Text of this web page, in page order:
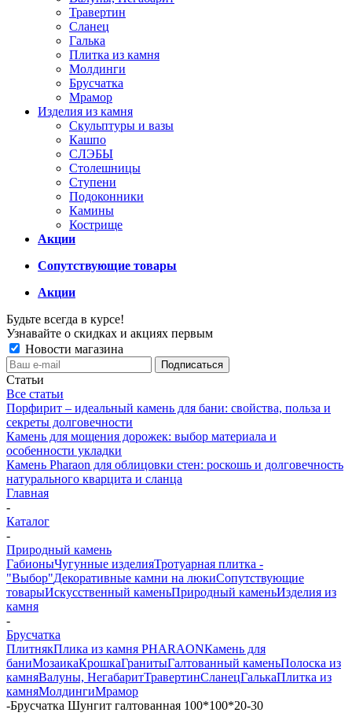
Травертин
Сланец
Галька
Плитка из камня
Молдинги
Брусчатка
Мрамор
Изделия из камня
Скульптуры и вазы
Кашпо
СЛЭБЫ
Столешницы
Ступени
Подоконники
Камины
Кострище
Акции
Сопутствующие товары
Акции
Будьте всегда в курсе!
Узнавайте о скидках и акциях первым
Новости магазина
Статьи
Все статьи
Порфирит – идеальный камень для бани: свойства, польза и
секреты долговечности
Камень для мощения дорожек: выбор материала и
особенности укладки
Камень Pharaon для облицовки стен: роскошь и долговечность
натурального кварцита и сланца
Главная
-
Каталог
-
Природный камень
ГабионыЧугунные изделияТротуарная плитка -
"Выбор"Декоративные камни на люкиСопутствующие
товарыИскусственный каменьПриродный каменьИзделия из
камня
-
Брусчатка
ПлитнякПлика из камня PHARAONКамень для
баниМозаикаКрошкаГранитыГалтованный каменьПолоска из
камняВалуны, НегабаритТравертинСланецГалькаПлитка из
камняМолдингиМрамор
-Брусчатка Шунгит галтованная 100*100*20-30